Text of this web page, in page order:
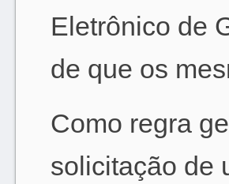
Eletrônico de
de que os
Como regra
solicitação de